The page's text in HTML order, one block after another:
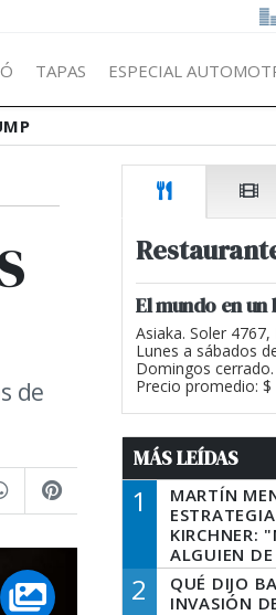
TAPAS ESPECIAL
de
El mundo en un
Asiaka. Soler
Lunes a sábados
Domingos
Precio promedio: $
MÁS LEÍDAS
1
MARTÍN
KIRCHNER:
ALGUIEN
DECIR A LA
TIENE QUE
2
QUÉ DIJO
INVASIÓN